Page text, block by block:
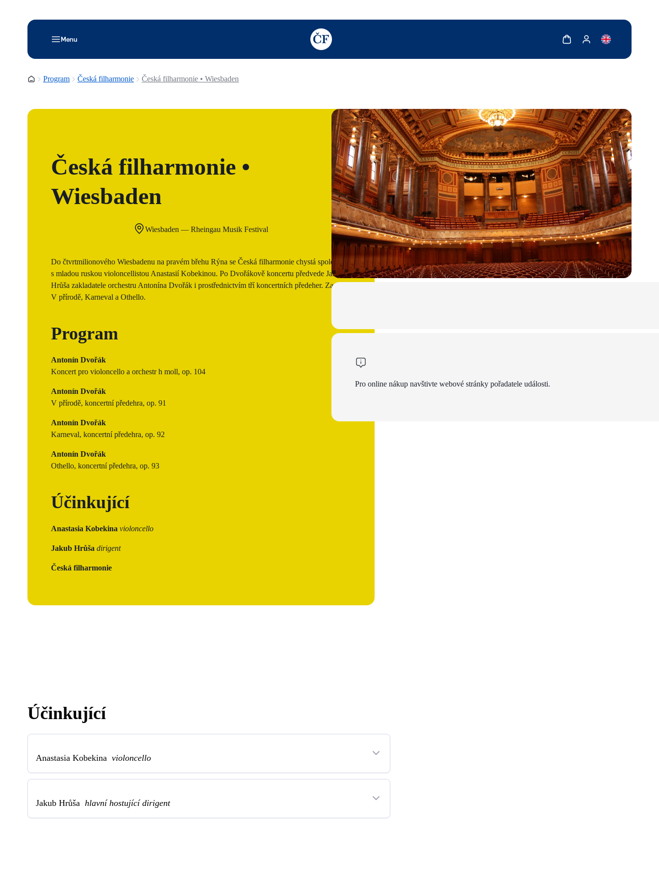
Menu
TODO: Add description for reader
Zobrazit košíkZobrazit můj účet
Domovská stránka
Program Česká filharmonie Česká filharmonie • Wiesbaden
Česká filharmonie •
Wiesbaden
Wiesbaden — Rheingau Musik Festival
Do čtvrtmilionového Wiesbadenu na pravém břehu Rýna se Česká filharmonie chystá společně
s mladou ruskou violoncellistou Anastasií Kobekinou. Po Dvořákově koncertu předvede Jakub
Hrůša zakladatele orchestru Antonína Dvořák i prostřednictvím tří koncertních předeher. Zazní
V přírodě, Karneval a Othello.
Program
Antonín Dvořák
Koncert pro violoncello a orchestr h moll, op. 104
Antonín Dvořák
V přírodě, koncertní předehra, op. 91
Antonín Dvořák
Karneval, koncertní předehra, op. 92
Antonín Dvořák
Othello, koncertní předehra, op. 93
Účinkující
Anastasia Kobekina violoncello
Jakub Hrůša dirigent
Česká filharmonie
Pro online nákup navštivte webové stránky pořadatele události.
Účinkující
Anastasia Kobekina violoncello
Jakub Hrůša hlavní hostující dirigent